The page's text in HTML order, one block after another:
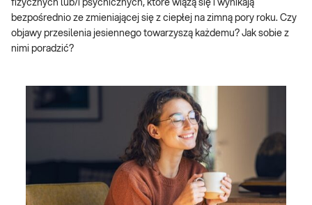
fizycznych lub/i psychicznych, które wiążą się i wynikają
bezpośrednio ze zmieniającej się z ciepłej na zimną pory roku. Czy
objawy przesilenia jesiennego towarzyszą każdemu? Jak sobie z
nimi poradzić?